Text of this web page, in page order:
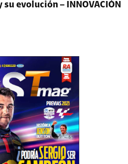
su evolución – INNOVACIÓN